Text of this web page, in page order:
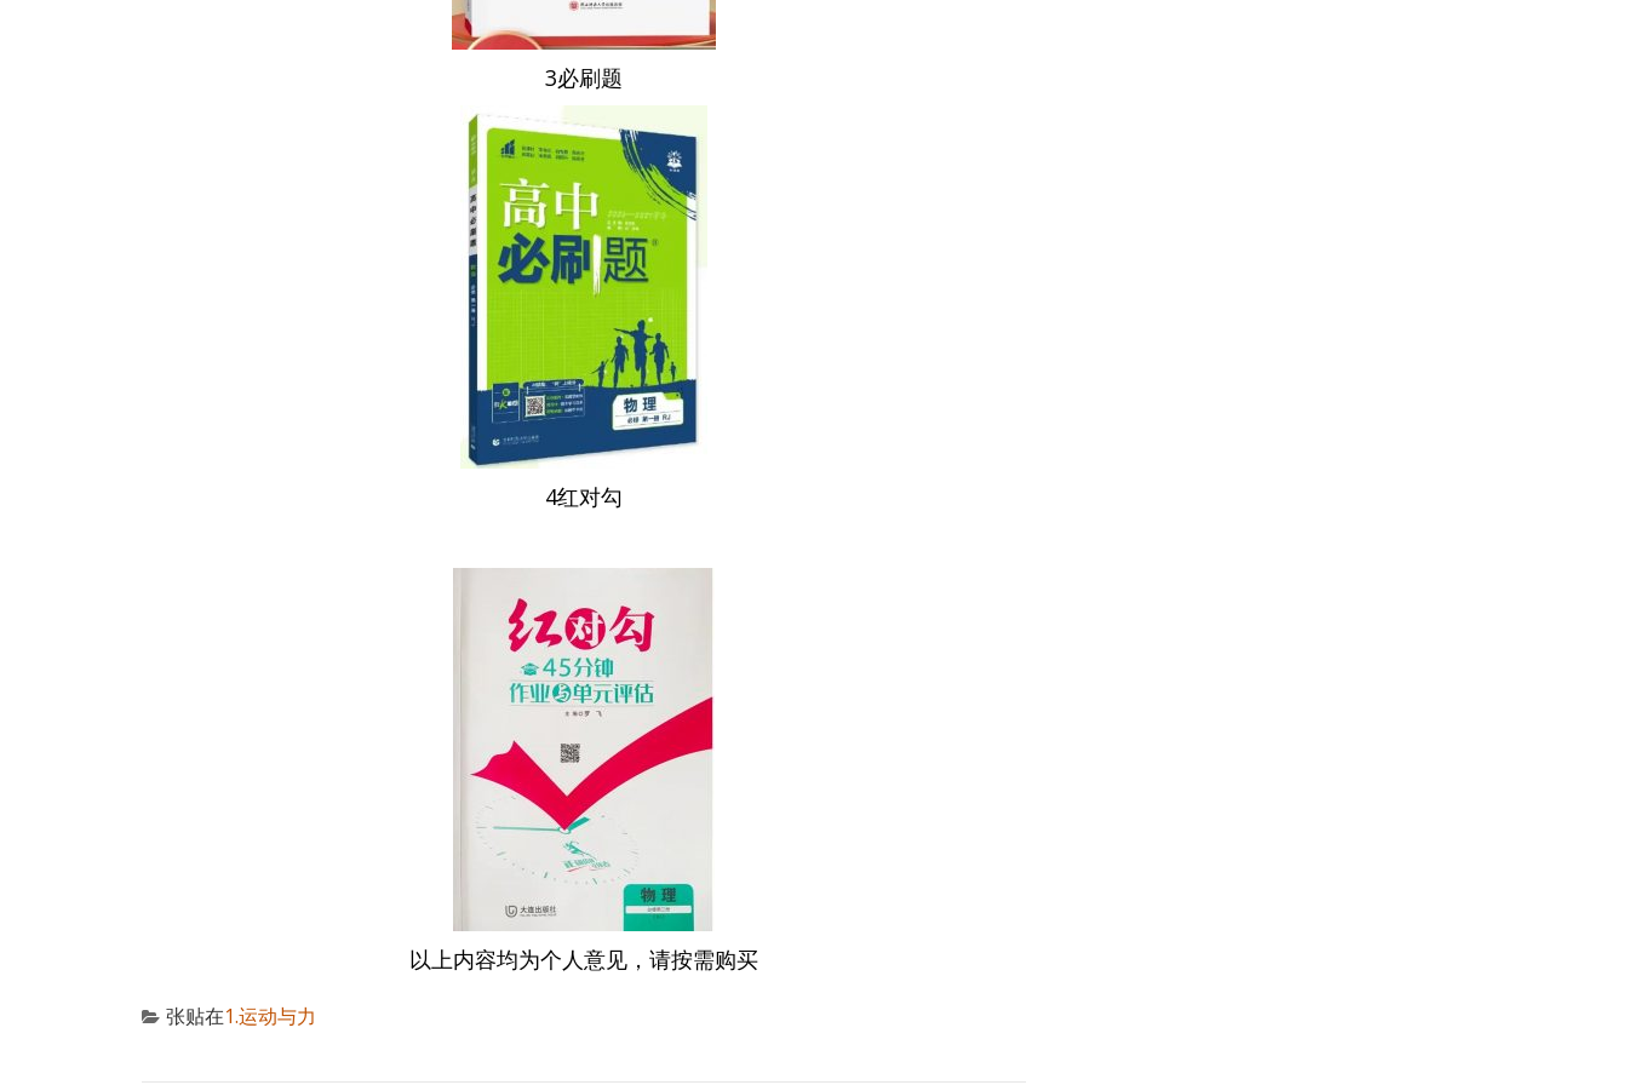
3必刷题
4红对勾
以上内容均为个人意见，请按需购买
张贴在1.运动与力